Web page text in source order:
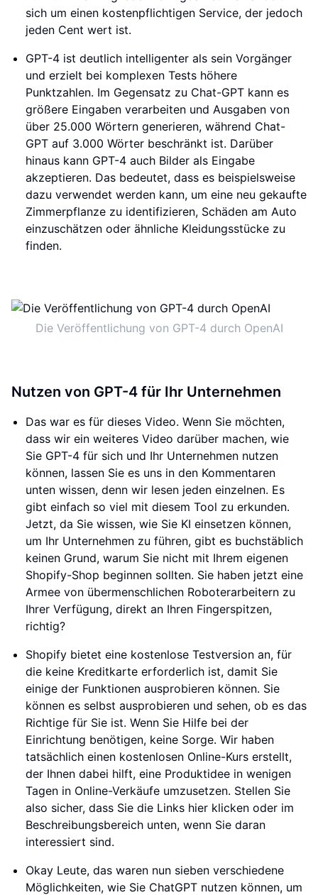
sich um einen kostenpflichtigen Service, der jedoch
jeden Cent wert ist.
GPT-4 ist deutlich intelligenter als sein Vorgänger
und erzielt bei komplexen Tests höhere
Punktzahlen. Im Gegensatz zu Chat-GPT kann es
größere Eingaben verarbeiten und Ausgaben von
über 25.000 Wörtern generieren, während Chat-
GPT auf 3.000 Wörter beschränkt ist. Darüber
hinaus kann GPT-4 auch Bilder als Eingabe
akzeptieren. Das bedeutet, dass es beispielsweise
dazu verwendet werden kann, um eine neu gekaufte
Zimmerpflanze zu identifizieren, Schäden am Auto
einzuschätzen oder ähnliche Kleidungsstücke zu
finden.
Die Veröffentlichung von GPT-4 durch OpenAI
Nutzen von GPT-4 für Ihr Unternehmen
Das war es für dieses Video. Wenn Sie möchten,
dass wir ein weiteres Video darüber machen, wie
Sie GPT-4 für sich und Ihr Unternehmen nutzen
können, lassen Sie es uns in den Kommentaren
unten wissen, denn wir lesen jeden einzelnen. Es
gibt einfach so viel mit diesem Tool zu erkunden.
Jetzt, da Sie wissen, wie Sie KI einsetzen können,
um Ihr Unternehmen zu führen, gibt es buchstäblich
keinen Grund, warum Sie nicht mit Ihrem eigenen
Shopify-Shop beginnen sollten. Sie haben jetzt eine
Armee von übermenschlichen Roboterarbeitern zu
Ihrer Verfügung, direkt an Ihren Fingerspitzen,
richtig?
Shopify bietet eine kostenlose Testversion an, für
die keine Kreditkarte erforderlich ist, damit Sie
einige der Funktionen ausprobieren können. Sie
können es selbst ausprobieren und sehen, ob es das
Richtige für Sie ist. Wenn Sie Hilfe bei der
Einrichtung benötigen, keine Sorge. Wir haben
tatsächlich einen kostenlosen Online-Kurs erstellt,
der Ihnen dabei hilft, eine Produktidee in wenigen
Tagen in Online-Verkäufe umzusetzen. Stellen Sie
also sicher, dass Sie die Links hier klicken oder im
Beschreibungsbereich unten, wenn Sie daran
interessiert sind.
Okay Leute, das waren nun sieben verschiedene
Möglichkeiten, wie Sie ChatGPT nutzen können, um